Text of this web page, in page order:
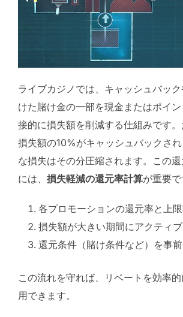
ライブカジノでは、キャッシュバッ
けた賭け金の一部を現金またはポイ
接的に損失額を削減する仕組みです
損失額の10%がキャッシュバックさ
な損失はその分圧縮されます。この
には、 損失軽減の還元率計算が重要で
各プロモーションの還元率と上
損失額が大きい期間にアクティ
還元条件（賭け条件など）を事
この流れを守れば、リベートを効率
用できます。